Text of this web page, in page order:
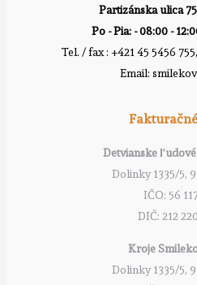
Partizánska ulica
Po - Pia: - 08:00 -
Tel. / fax : +421 45 5456
Email:
Detvianske ľudové
Dolinky 1335/5,
IČO: 56
DIČ: 212
Kroje
Dolinky 1335/5,